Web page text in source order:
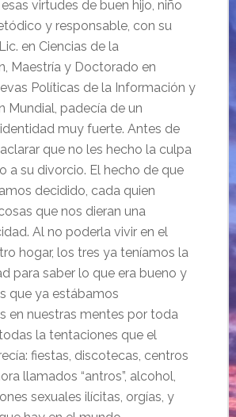
virtudes de buen hijo, niño
y responsable, con su
en Ciencias de la
Maestría y Doctorado en
Políticas de la Información y
Mundial, padecía de un
muy fuerte. Antes de
que no les hecho la culpa
a su divorcio. El hecho de que
decidido, cada quien
que nos dieran una
Al no poderla vivir en el
hogar, los tres ya teníamos la
para saber lo que era bueno y
que ya estábamos
en nuestras mentes por toda
la tentaciones que el
fiestas, discotecas, centros
llamados “antros”, alcohol,
sexuales ilícitas, orgías, y